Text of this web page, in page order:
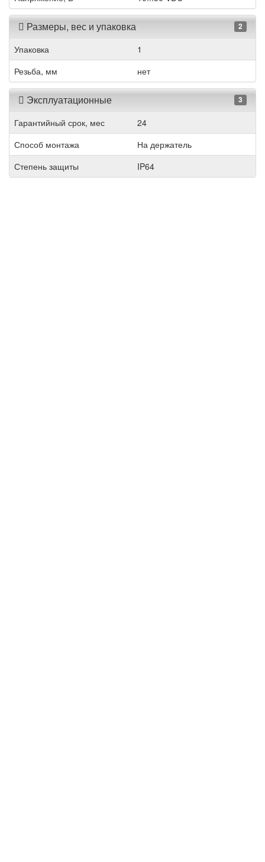
Размеры, вес и упаковка 2
Упаковка
1
Резьба, мм
нет
Эксплуатационные 3
Гарантийный срок, мес
24
Способ монтажа
На держатель
Степень защиты
IP64